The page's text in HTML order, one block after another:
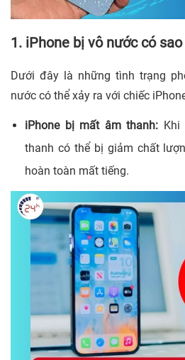
1. iPhone bị vô nước có
Dưới đây là những tình trạng
nước có thể xảy ra với chiếc
iPhone bị mất âm thanh: Khi
thanh có thể bị giảm chất
hoàn toàn mất tiếng.